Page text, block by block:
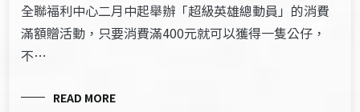
全聯福利中心二月中起舉辦「超級英雄總動員」的消費
滿額贈活動，只要消費滿400元就可以獲得一隻公仔，
不…
READ MORE